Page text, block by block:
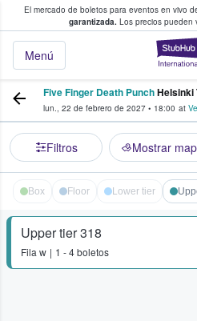
El mercado de boletos para eventos en vivo
garantizada. Los precios pueden
Menú
fans compran y
Five Finger Death PunchHelsinki
lun., 22 de febrero de 2027 • 18:00 at
Filtros Mostrar
Box Floor Lower tier
Upper tier 318
Fila w 1 - 4 boletos